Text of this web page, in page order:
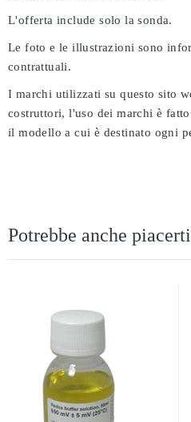
L'offerta include solo la sonda.
Le foto e le illustrazioni sono
contrattuali.
I marchi utilizzati su questo sito
costruttori, l'uso dei marchi è
il modello a cui è destinato ogni
Potrebbe anche piacerti